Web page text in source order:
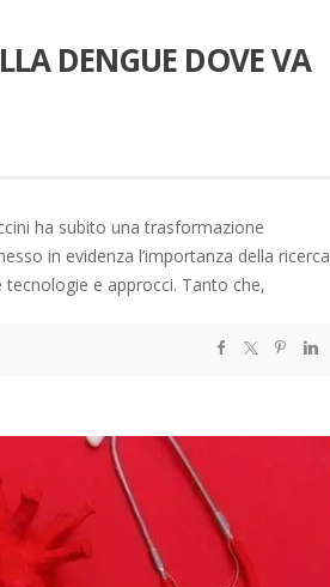
DENGUE DOVE VA
ha subito una trasformazione
in evidenza l’importanza della ricerca
e approcci. Tanto che,